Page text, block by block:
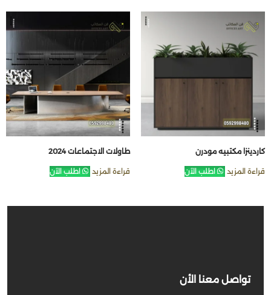
كاردينزا مكتبيه مودرن
قراءة المزيد اطلب الآن
طاولات الاجتماعات 2024
قراءة المزيد اطلب الآن
تواصل معنا الأن